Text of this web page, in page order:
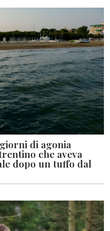
di agonia
che aveva
dopo un tuffo dal